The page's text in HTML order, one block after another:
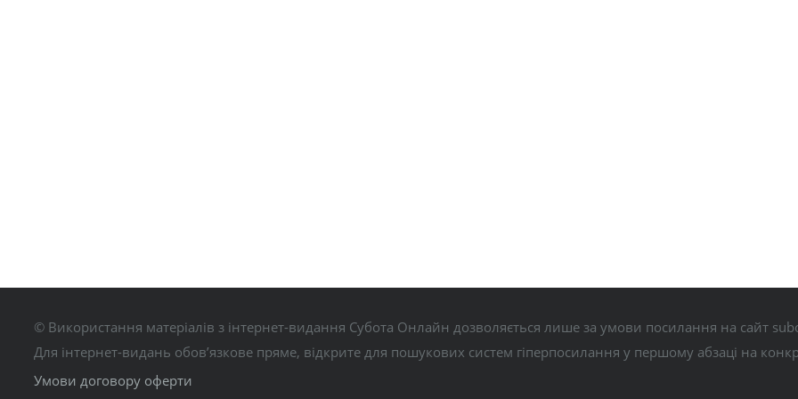
© Використання матеріалів з інтернет-видання Субота Онлайн дозволяється лише за умови посилання на сайт
Для інтернет-видань обов’язкове пряме, відкрите для пошукових систем гіперпосилання у першому абзаці на
Умови договору оферти